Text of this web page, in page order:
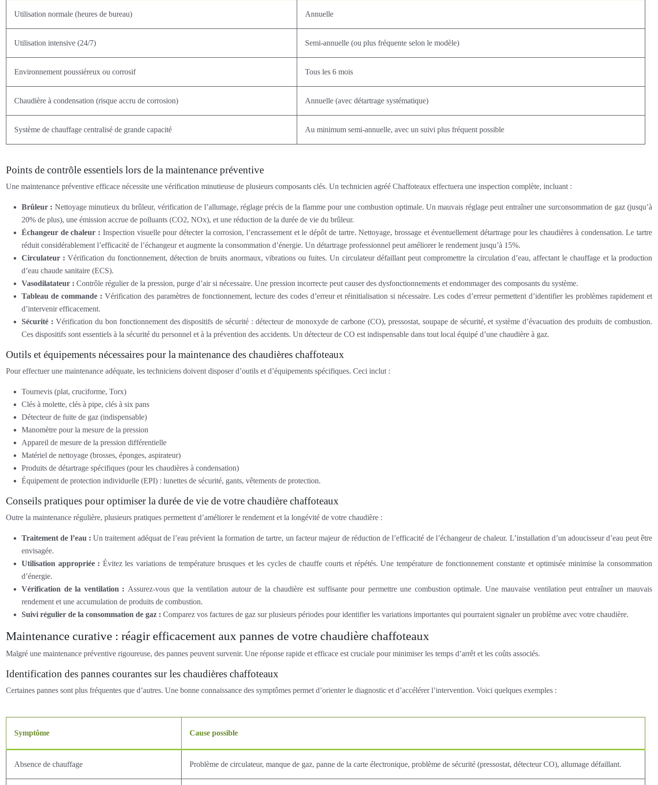
Utilisation normale (heures de bureau) Annuelle
Utilisation intensive (24/7) Semi-annuelle (ou plus fréquente selon le modèle)
Environnement poussiéreux ou corrosif Tous les 6 mois
Chaudière à condensation (risque accru de corrosion) Annuelle (avec détartrage systématique)
Système de chauffage centralisé de grande capacité Au minimum semi-annuelle, avec un suivi plus fréquent possible
Points de contrôle essentiels lors de la maintenance préventive
Une maintenance préventive efficace nécessite une vérification minutieuse de plusieurs composants clés. Un technicien agréé Chaffoteaux effectuera une inspection complète, incluant :
Brûleur : Nettoyage minutieux du brûleur, vérification de l’allumage, réglage précis de la flamme pour une combustion optimale. Un mauvais réglage peut entraîner une surconsommation de gaz (jusqu’à
20% de plus), une émission accrue de polluants (CO2, NOx), et une réduction de la durée de vie du brûleur.
Échangeur de chaleur : Inspection visuelle pour détecter la corrosion, l’encrassement et le dépôt de tartre. Nettoyage, brossage et éventuellement détartrage pour les chaudières à condensation. Le tartre
réduit considérablement l’efficacité de l’échangeur et augmente la consommation d’énergie. Un détartrage professionnel peut améliorer le rendement jusqu’à 15%.
Circulateur :Vérification du fonctionnement, détection de bruits anormaux, vibrations ou fuites. Un circulateur défaillant peut compromettre la circulation d’eau, affectant le chauffage et la production
d’eau chaude sanitaire (ECS).
Vasodilatateur : Contrôle régulier de la pression, purge d’air si nécessaire. Une pression incorrecte peut causer des dysfonctionnements et endommager des composants du système.
Tableau de commande : Vérification des paramètres de fonctionnement, lecture des codes d’erreur et réinitialisation si nécessaire. Les codes d’erreur permettent d’identifier les problèmes rapidement et
d’intervenir efficacement.
Sécurité : Vérification du bon fonctionnement des dispositifs de sécurité : détecteur de monoxyde de carbone (CO), pressostat, soupape de sécurité, et système d’évacuation des produits de combustion.
Ces dispositifs sont essentiels à la sécurité du personnel et à la prévention des accidents. Un détecteur de CO est indispensable dans tout local équipé d’une chaudière à gaz.
Outils et équipements nécessaires pour la maintenance des chaudières chaffoteaux
Pour effectuer une maintenance adéquate, les techniciens doivent disposer d’outils et d’équipements spécifiques. Ceci inclut :
Tournevis (plat, cruciforme, Torx)
Clés à molette, clés à pipe, clés à six pans
Détecteur de fuite de gaz (indispensable)
Manomètre pour la mesure de la pression
Appareil de mesure de la pression différentielle
Matériel de nettoyage (brosses, éponges, aspirateur)
Produits de détartrage spécifiques (pour les chaudières à condensation)
Équipement de protection individuelle (EPI) : lunettes de sécurité, gants, vêtements de protection.
Conseils pratiques pour optimiser la durée de vie de votre chaudière chaffoteaux
Outre la maintenance régulière, plusieurs pratiques permettent d’améliorer le rendement et la longévité de votre chaudière :
Traitement de l’eau :Un traitement adéquat de l’eau prévient la formation de tartre, un facteur majeur de réduction de l’efficacité de l’échangeur de chaleur. L’installation d’un adoucisseur d’eau peut être
envisagée.
Utilisation appropriée : Évitez les variations de température brusques et les cycles de chauffe courts et répétés. Une température de fonctionnement constante et optimisée minimise la consommation
d’énergie.
Vérification de la ventilation : Assurez-vous que la ventilation autour de la chaudière est suffisante pour permettre une combustion optimale. Une mauvaise ventilation peut entraîner un mauvais
rendement et une accumulation de produits de combustion.
Suivi régulier de la consommation de gaz : Comparez vos factures de gaz sur plusieurs périodes pour identifier les variations importantes qui pourraient signaler un problème avec votre chaudière.
Maintenance curative : réagir efficacement aux pannes de votre chaudière chaffoteaux
Malgré une maintenance préventive rigoureuse, des pannes peuvent survenir. Une réponse rapide et efficace est cruciale pour minimiser les temps d’arrêt et les coûts associés.
Identification des pannes courantes sur les chaudières chaffoteaux
Certaines pannes sont plus fréquentes que d’autres. Une bonne connaissance des symptômes permet d’orienter le diagnostic et d’accélérer l’intervention. Voici quelques exemples :
Symptôme Cause possible
Absence de chauffage Problème de circulateur, manque de gaz, panne de la carte électronique, problème de sécurité (pressostat, détecteur CO), allumage défaillant.